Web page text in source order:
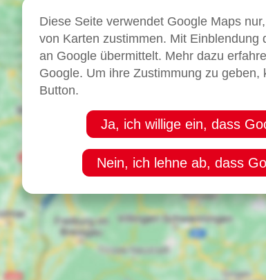
Diese Seite verwendet Google Maps
von Karten zustimmen. Mit
an Google übermittelt. Mehr dazu
Google. Um ihre Zustimmung zu
Button.
Ja, ich willige ein, dass
Nein, ich lehne ab, dass